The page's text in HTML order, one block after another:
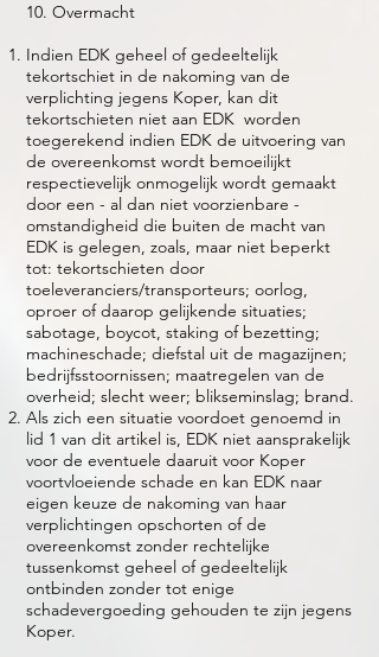
10. Overmacht
Indien EDK geheel of gedeeltelijk
tekortschiet in de nakoming van de
verplichting jegens Koper, kan dit
tekortschieten niet aan EDK worden
toegerekend indien EDK de uitvoering van
de overeenkomst wordt bemoeilijkt
respectievelijk onmogelijk wordt gemaakt
door een - al dan niet voorzienbare -
omstandigheid die buiten de macht van
EDK is gelegen, zoals, maar niet beperkt
tot: tekortschieten door
toeleveranciers/transporteurs; oorlog,
oproer of daarop gelijkende situaties;
sabotage, boycot, staking of bezetting;
machineschade; diefstal uit de magazijnen;
bedrijfsstoornissen; maatregelen van de
overheid; slecht weer; blikseminslag; brand.
Als zich een situatie voordoet genoemd in
lid 1 van dit artikel is, EDK niet aansprakelijk
voor de eventuele daaruit voor Koper
voortvloeiende schade en kan EDK naar
eigen keuze de nakoming van haar
verplichtingen opschorten of de
overeenkomst zonder rechtelijke
tussenkomst geheel of gedeeltelijk
ontbinden zonder tot enige
schadevergoeding gehouden te zijn jegens
Koper.